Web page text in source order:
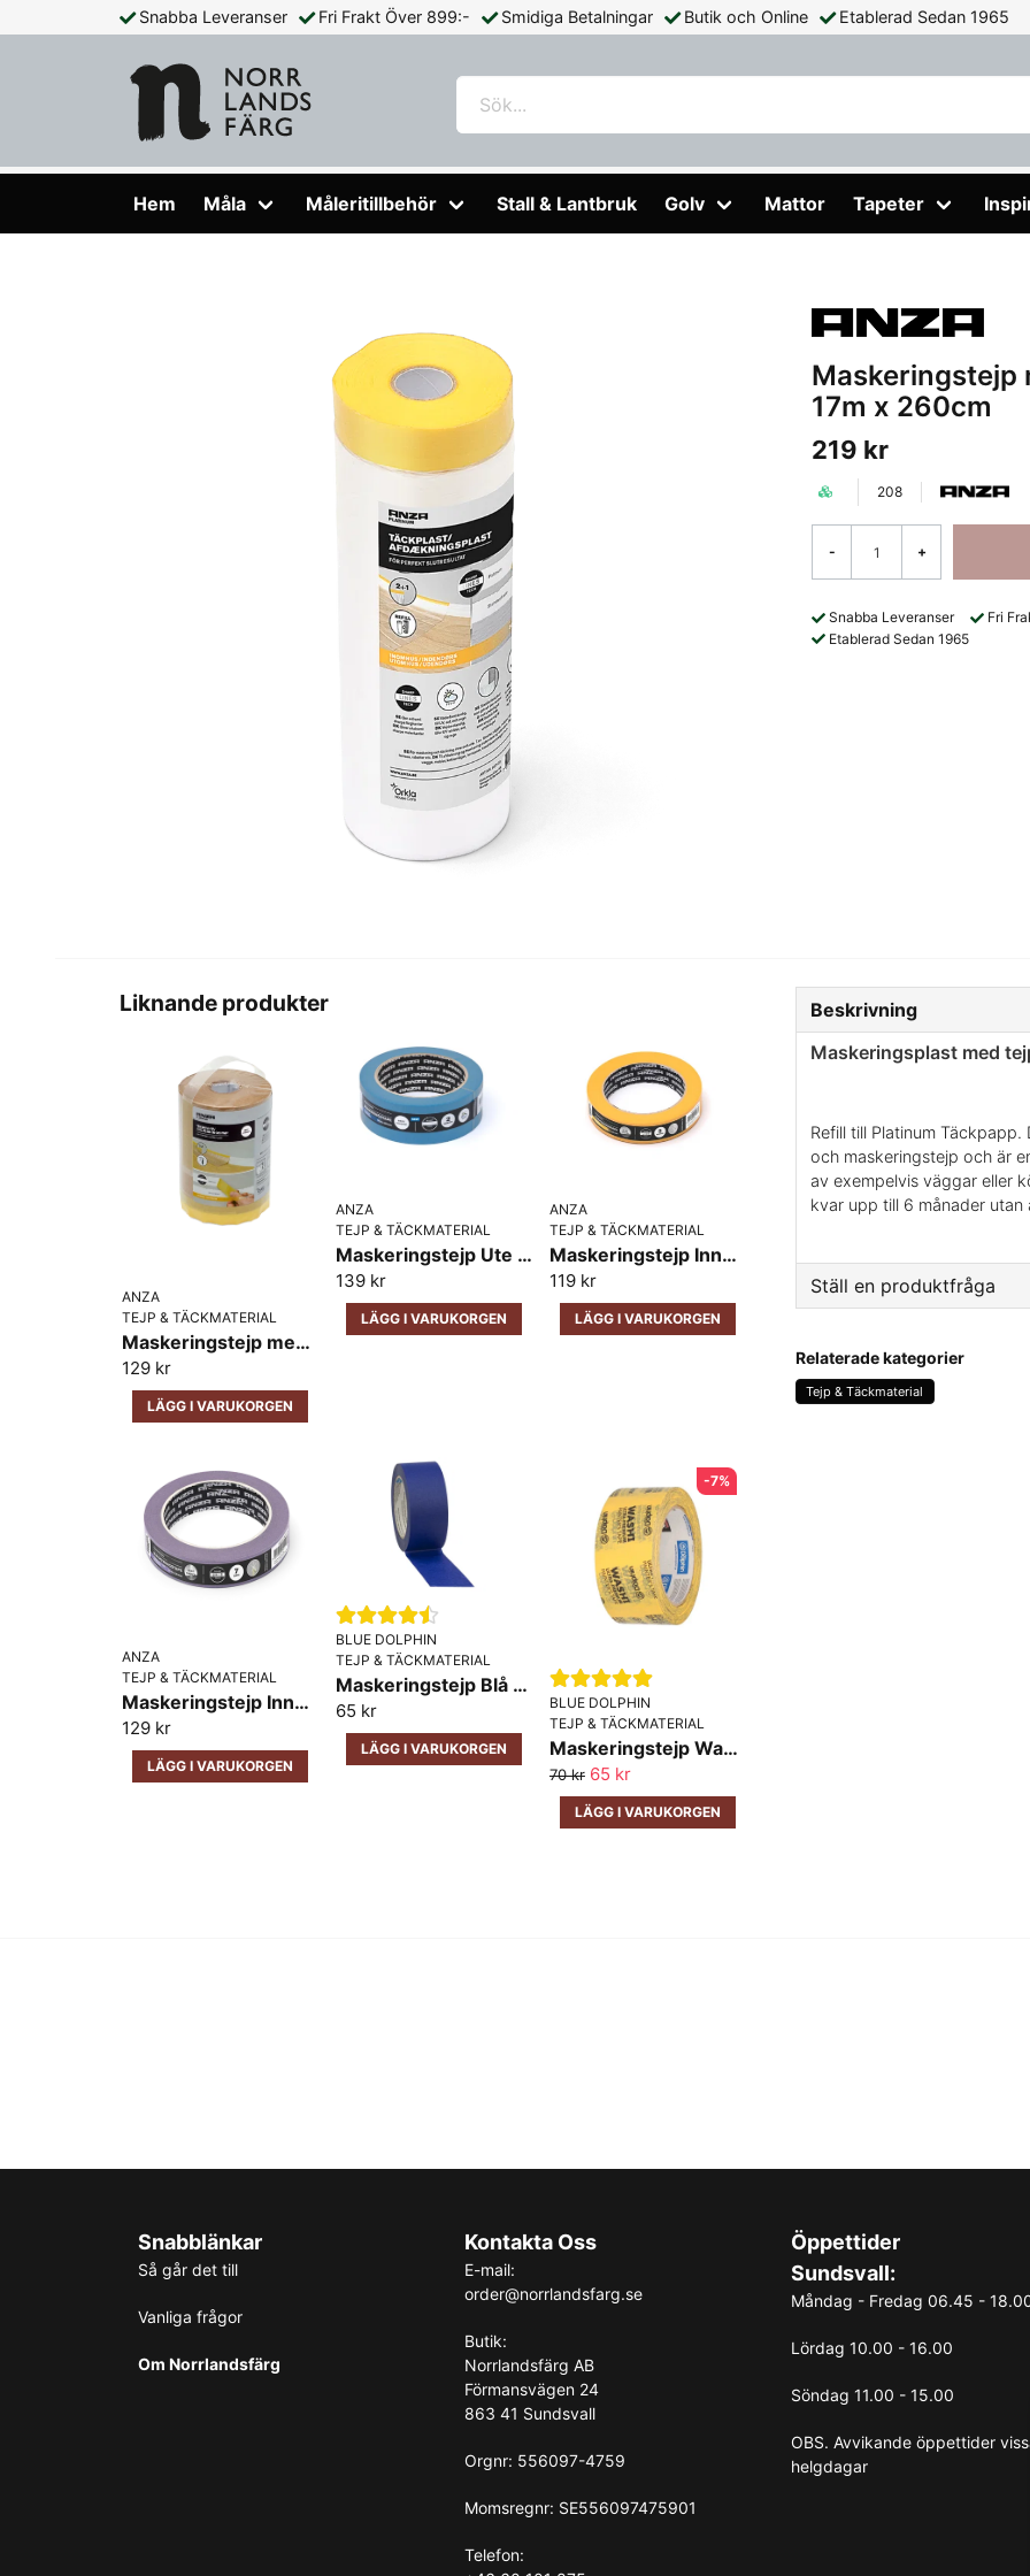
Snabba Leveranser Fri Frakt Över 899:- Smidiga Betalningar Butik och Online Etablerad Sedan 1965
Hem Måla Måleritillbehör Stall & Lantbruk Golv Mattor Tapeter
Maskeringstejp
17m x 260cm
219 kr
208
- +
Snabba Leveranser Fri
Etablerad Sedan 1965
Liknande produkter
ANZA
TEJP & TÄCKMATERIAL
Maskeringstejp med Täckpapp Platinum Anza 25m x 18cm
129 kr
LÄGG I VARUKORGEN
ANZA
TEJP & TÄCKMATERIAL
Maskeringstejp Ute Platinum Pro Anza
139 kr
LÄGG I VARUKORGEN
ANZA
TEJP & TÄCKMATERIAL
Maskeringstejp Inne Platinum Pro Anza
119 kr
LÄGG I VARUKORGEN
ANZA
TEJP & TÄCKMATERIAL
Maskeringstejp Inne för känsliga ytor Anza 25mm x 50m
129 kr
LÄGG I VARUKORGEN
BLUE DOLPHIN
TEJP & TÄCKMATERIAL
Maskeringstejp Blå Ute och Inne 50m
65 kr
LÄGG I VARUKORGEN
BLUE DOLPHIN
TEJP & TÄCKMATERIAL
Maskeringstejp Washi Dolphin
70 kr 65 kr
LÄGG I VARUKORGEN
-7%
Beskrivning
Maskeringsplast med
Refill till Platinum
och maskeringstejp och är
av exempelvis väggar eller
kvar upp till 6 månader utan
Ställ en produktfråga
Fråga oss något om
Relaterade kategorier
Tejp & Täckmaterial
Snabblänkar
Så går det till
Vanliga frågor
Om Norrlandsfärg
Kontakta Oss
E-mail:
order@norrlandsfarg.se
Butik:
Norrlandsfärg AB
Förmansvägen 24
863 41 Sundsvall
Orgnr: 556097-4759
Momsregnr: SE556097475901
Telefon:
Öppettider
Sundsvall:
Måndag - Fredag 06.45 -
Lördag 10.00 - 16.00
Söndag 11.00 - 15.00
OBS. Avvikande öppettider
helgdagar